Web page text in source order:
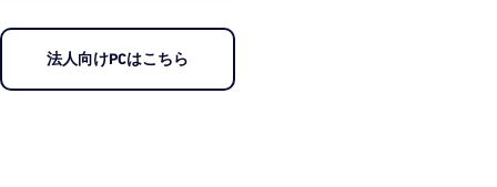
法人向けPCはこちら